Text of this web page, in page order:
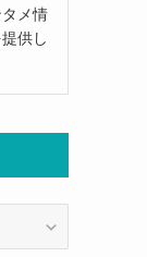
メ情
供し